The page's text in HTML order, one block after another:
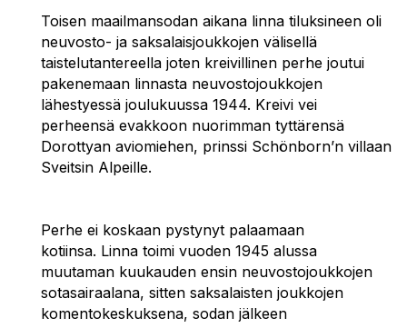
Toisen maailmansodan aikana linna tiluksineen oli
neuvosto- ja saksalaisjoukkojen välisellä
taistelutantereella joten kreivillinen perhe joutui
pakenemaan linnasta neuvostojoukkojen
lähestyessä joulukuussa 1944. Kreivi vei
perheensä evakkoon nuorimman tyttärensä
Dorottyan aviomiehen, prinssi Schönborn’n villaan
Sveitsin Alpeille.
Perhe ei koskaan pystynyt palaamaan
kotiinsa. Linna toimi vuoden 1945 alussa
muutaman kuukauden ensin neuvostojoukkojen
sotasairaalana, sitten saksalaisten joukkojen
komentokeskuksena, sodan jälkeen